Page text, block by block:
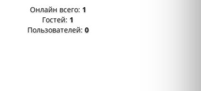
Онлайн всего: 1
Гостей: 1
Пользователей:0